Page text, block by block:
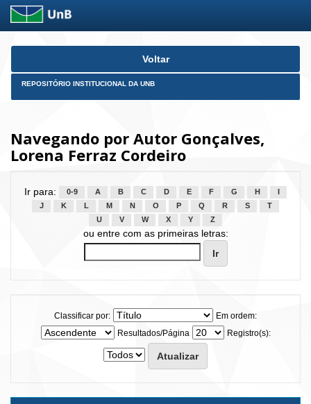
Skip
Voltar
REPOSITÓRIO INSTITUCIONAL DA UNB
Navegando por Autor Gonçalves,
Lorena Ferraz Cordeiro
Ir para: 0-9 A B C D E F G H
J
K L M N O P Q R S
T
U
V W X Y Z
ou entre com as primeiras letras:
Classificar por:
Em ordem:
Resultados/Página
Registro(s):